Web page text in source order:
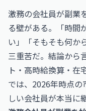
激務の会社員が副業
る壁がある。「時間
い」「そもそも何か
三重苦だ。結論から
ト・高時給換算・在
では、2026年時点
しい会社員が本当に